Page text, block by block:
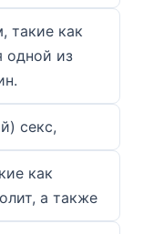
такие как
одной из
секс,
как
а также